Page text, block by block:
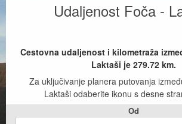
Udaljenost Foča -
Cestovna udaljenost i kilometraža
Laktaši je 279.72 km.
Za uključivanje planera putovanja
Laktaši odaberite ikonu s desne
Od